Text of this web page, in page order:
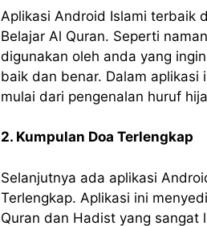
Aplikasi Android Islami terbaik
Belajar Al Quran. Seperti
digunakan oleh anda yang
baik dan benar. Dalam
mulai dari pengenalan huruf
2. Kumpulan Doa Terlengkap
Selanjutnya ada aplikasi
Terlengkap. Aplikasi ini
Quran dan Hadist yang sangat